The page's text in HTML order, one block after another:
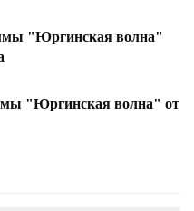
"Юргинская волна"
"Юргинская волна" от